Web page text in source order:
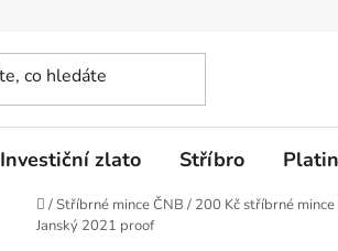
Investiční zlato Stříbro
Domů
/Stříbrné mince ČNB / 200 Kč stříbrné mince
Janský 2021 proof